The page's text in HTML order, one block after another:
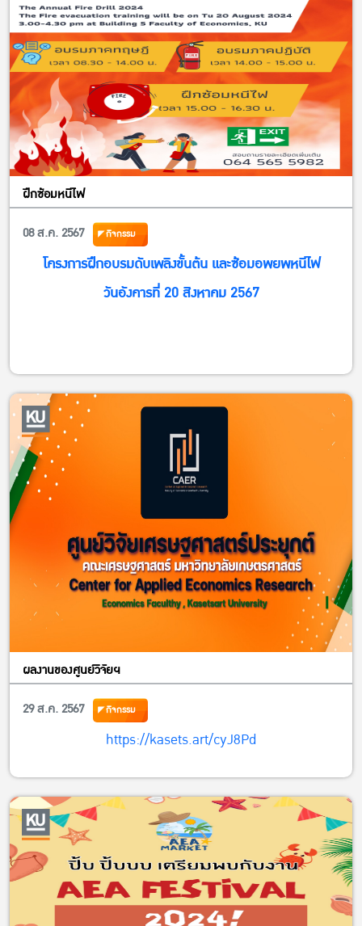
รายละเอียดการส่งผลงาน >> https://kasets.art/408ZAM
ลิ้งค์ส่งผลงาน
คณาจารย์ บุคลากร >> https://kasets.art/Bmw1M6
นิสิต (ระดับปริญญาตรี) >> https://kasets.art/yd9soo
สอบถามรายละเอียดเพิ่มเติมได้ที่กองพัฒนานิสิต 02-118-0167
ในวันและเวลาราชการ หรือ E-Mail : kusdgs…
ฝึกซ้อมหนีไฟ
08 ส.ค. 2567
กิจกรรม
โครงการฝึกอบรมดับเพลิงขั้นต้น และซ้อมอพยพหนีไฟ
วันอังคารที่ 20 สิงหาคม 2567
ผลงานของศูนย์วิจัยฯ
29 ส.ค. 2567
กิจกรรม
https://kasets.art/cyJ8Pd